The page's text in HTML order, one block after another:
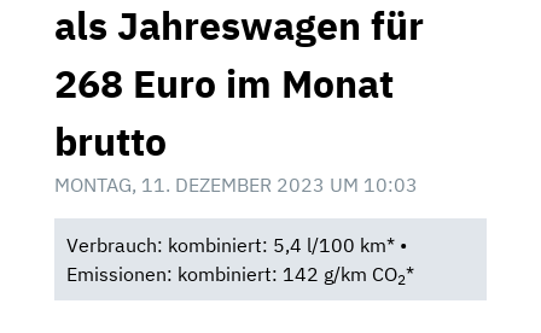
als Jahreswagen für
268 Euro im Monat
brutto
MONTAG, 11. DEZEMBER 2023 UM 10:03
Verbrauch: kombiniert: 5,4 l/100 km* •
Emissionen: kombiniert: 142 g/km CO2*